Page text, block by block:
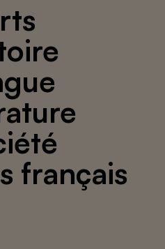
français